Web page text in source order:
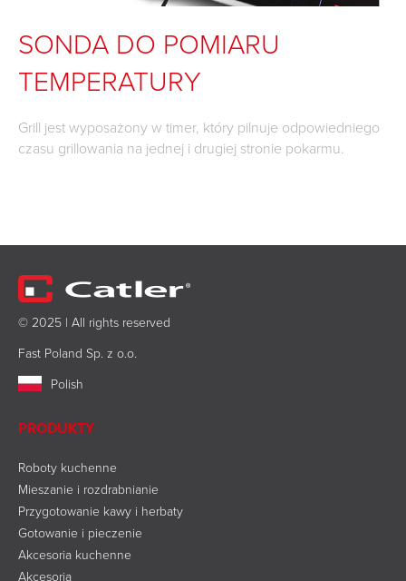
SONDA DO POMIARU
TEMPERATURY
Grill jest wyposażony w timer, który pilnuje odpowiedniego
czasu grillowania na jednej i drugiej stronie pokarmu.
© 2025 | All rights reserved
Fast Poland Sp. z o.o.
Polish
PRODUKTY
Roboty kuchenne
Mieszanie i rozdrabnianie
Przygotowanie kawy i herbaty
Gotowanie i pieczenie
Akcesoria kuchenne
Akcesoria